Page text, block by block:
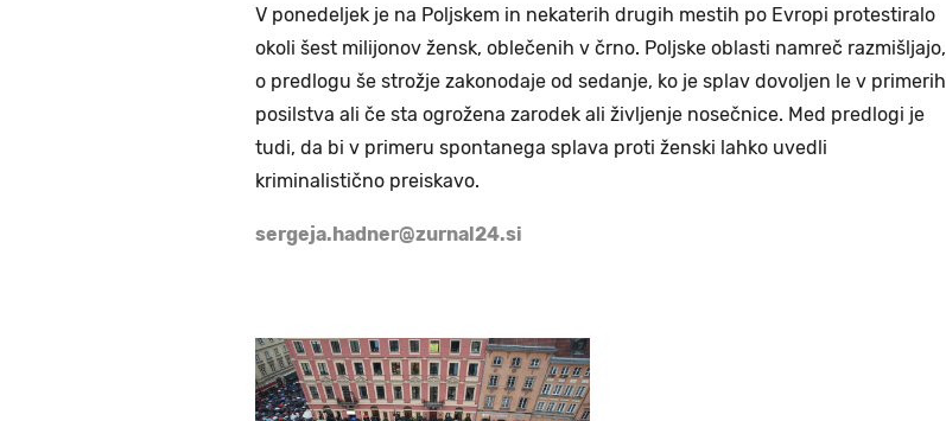
V ponedeljek je na Poljskem in nekaterih drugih mestih po Evropi protestiralo
okoli šest milijonov žensk, oblečenih v črno. Poljske oblasti namreč razmišljajo,
o predlogu še strožje zakonodaje od sedanje, ko je splav dovoljen le v primerih
posilstva ali če sta ogrožena zarodek ali življenje nosečnice. Med predlogi je
tudi, da bi v primeru spontanega splava proti ženski lahko uvedli
kriminalistično preiskavo.
sergeja.hadner@zurnal24.si